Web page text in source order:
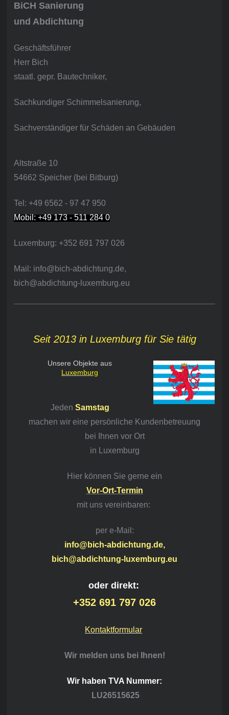
BiCH Sanierung
und Abdichtung
Geschäftsführer
Herr Bich
staatl. gepr. Bautechniker,
Sachkundiger Schimmelsanierung,
Sachverständiger für Schäden an Gebäuden
Altstraße 10
54662 Speicher (bei Bitburg)
Tel: +49 6562 - 97 47 950
Mobil: +49 173 - 511 284 0
Luxemburg: +352 691 797 026
Mail: info@bich-abdichtung.de,
bich@abdichtung-luxemburg.eu
Seit 2013 in Luxemburg für Sie tätig
Unsere Objekte aus
Luxemburg
Jeden Samstag
machen wir eine persönliche Kundenbetreuung
bei Ihnen vor Ort
in Luxemburg
Hier können Sie gerne ein
Vor-Ort-Termin
mit uns vereinbaren:
per e-Mail:
info@bich-abdichtung.de,
bich@abdichtung-luxemburg.eu
oder direkt:
+352 691 797 026
Kontaktformular
Wir melden uns bei Ihnen!
Wir haben TVA Nummer:
LU26515625